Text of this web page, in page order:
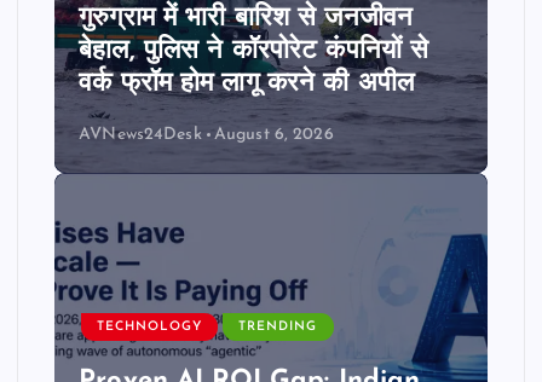
गुरुग्राम में भारी बारिश से जनजीवन
बेहाल, पुलिस ने कॉरपोरेट कंपनियों से
वर्क फ्रॉम होम लागू करने की अपील
AVNews24Desk August 6, 2026
TECHNOLOGY TRENDING